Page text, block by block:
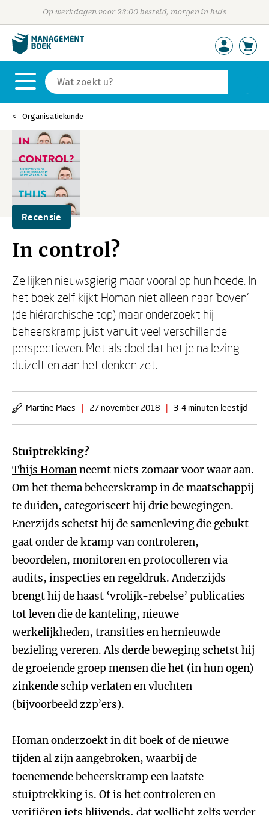
Op werkdagen voor 23:00 besteld, morgen in huis
Organisatiekunde
Recensie
In control?
Ze lijken nieuwsgierig maar vooral op hun hoede. In
het boek zelf kijkt Homan niet alleen naar ‘boven’
(de hiërarchische top) maar onderzoekt hij
beheerskramp juist vanuit veel verschillende
perspectieven. Met als doel dat het je na lezing
duizelt en aan het denken zet.
Martine Maes | 27 november 2018 | 3-4 minuten leestijd
Stuiptrekking?
Thijs Homanneemt niets zomaar voor waar aan.
Om het thema beheerskramp in de maatschappij
te duiden, categoriseert hij drie bewegingen.
Enerzijds schetst hij de samenleving die gebukt
gaat onder de kramp van controleren,
beoordelen, monitoren en protocolleren via
audits, inspecties en regeldruk. Anderzijds
brengt hij de haast ‘vrolijk-rebelse’ publicaties
tot leven die de kanteling, nieuwe
werkelijkheden, transities en hernieuwde
bezieling vereren. Als derde beweging schetst hij
de groeiende groep mensen die het (in hun ogen)
zinkende schip verlaten en vluchten
(bijvoorbeeld zzp’ers).
Homan onderzoekt in dit boek of de nieuwe
tijden al zijn aangebroken, waarbij de
toenemende beheerskramp een laatste
stuiptrekking is. Of is het controleren en